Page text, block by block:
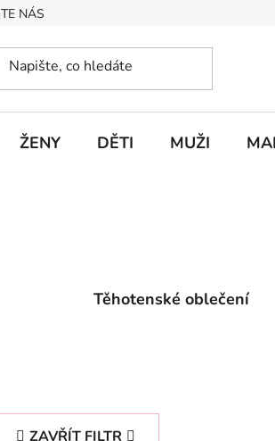
NÁS
ŽENY DĚTI MUŽI
Těhotenské oblečení
ZAVŘÍT FILTR